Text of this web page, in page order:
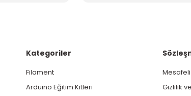
Kategoriler
Filament
Arduino Eğitim Kitleri
Gizlilik